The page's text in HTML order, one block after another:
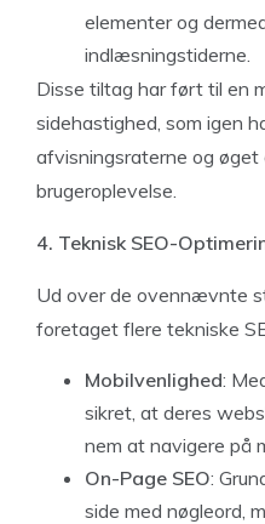
elementer og
indlæsningstiderne.
Disse tiltag har ført til en
sidehastighed, som igen
afvisningsraterne og øget
brugeroplevelse.
4. Teknisk SEO-
Ud over de ovennævnte
foretaget flere tekniske
Mobilvenlighed:
sikret, at deres
nem at navigere på
On-Page SEO:
side med nøgleord,